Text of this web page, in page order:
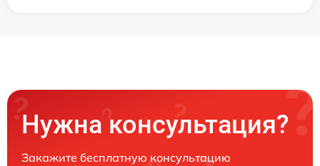
Нужна консультация?
Закажите бесплатную консультацию